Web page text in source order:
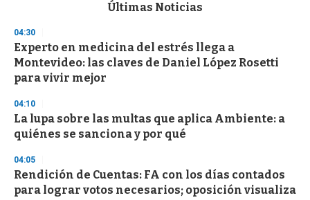
d
s
o
f
3
s
e
c
o
d
s
Últimas Noticias
04:30
Experto en medicina del estrés llega a
Montevideo: las claves de Daniel López Rosetti
para vivir mejor
04:10
La lupa sobre las multas que aplica Ambiente: a
quiénes se sanciona y por qué
04:05
Rendición de Cuentas: FA con los días contados
para lograr votos necesarios; oposición visualiza